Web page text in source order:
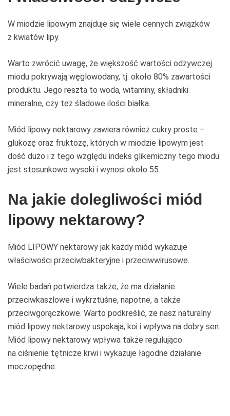
W miodzie lipowym znajduje się wiele cennych związków
z kwiatów lipy.
Warto zwrócić uwagę, że większość wartości odżywczej
miodu pokrywają węglowodany, tj. około 80% zawartości
produktu. Jego reszta to woda, witaminy, składniki
mineralne, czy też śladowe ilości białka.
Miód lipowy nektarowy zawiera również cukry proste –
glukozę oraz fruktozę, których w miodzie lipowym jest
dość dużo i z tego względu indeks glikemiczny tego miodu
jest stosunkowo wysoki i wynosi około 55.
Na jakie dolegliwości miód
lipowy nektarowy?
Miód LIPOWY nektarowy jak każdy miód wykazuje
właściwości przeciwbakteryjne i przeciwwirusowe.
Wiele badań potwierdza także, że ma działanie
przeciwkaszlowe i wykrztuśne, napotne, a także
przeciwgorączkowe. Warto podkreślić, że nasz naturalny
miód lipowy nektarowy uspokaja, koi i wpływa na dobry sen.
Miód lipowy nektarowy wpływa także regulująco
na ciśnienie tętnicze krwi i wykazuje łagodne działanie
moczopędne.